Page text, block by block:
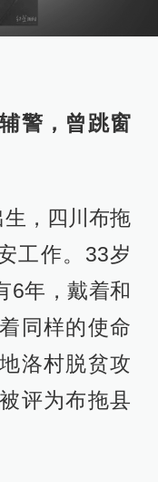
警，曾跳窗
，四川布拖
工作。33岁
6年，戴着和
同样的使命
洛村脱贫攻
评为布拖县